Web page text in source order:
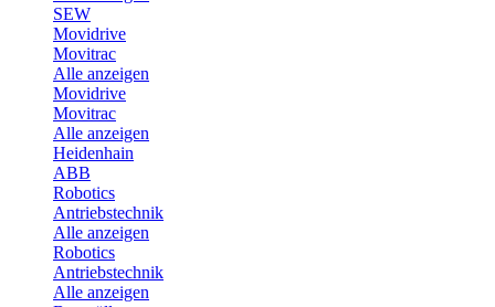
SEW
Movidrive
Movitrac
Alle anzeigen
Movidrive
Movitrac
Alle anzeigen
Heidenhain
ABB
Robotics
Antriebstechnik
Alle anzeigen
Robotics
Antriebstechnik
Alle anzeigen